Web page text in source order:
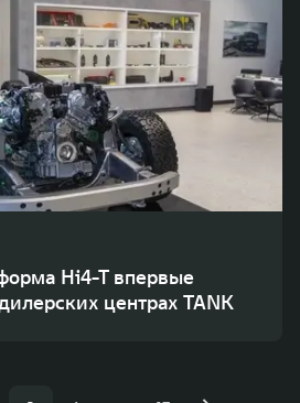
Hi4-T впервые
центрах TANK